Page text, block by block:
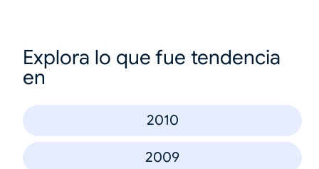
Explora lo que fue tendencia
en
2010
2009